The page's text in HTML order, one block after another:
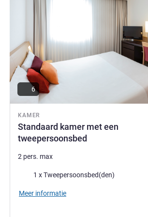
het internationale restaurant van het hotel.
Arjan Peterse, Hotel Management
KAMER
Standaard kamer met een
tweepersoonsbed
6
2 pers. max
Beddengoed
1 x Tweepersoonsbed(den)
Meer informatie